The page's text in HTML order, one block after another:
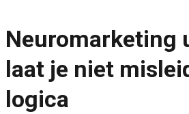
Marketing
Neuromarketing uitgelegd: laat je niet
Neuromarketing
laat je niet
logica